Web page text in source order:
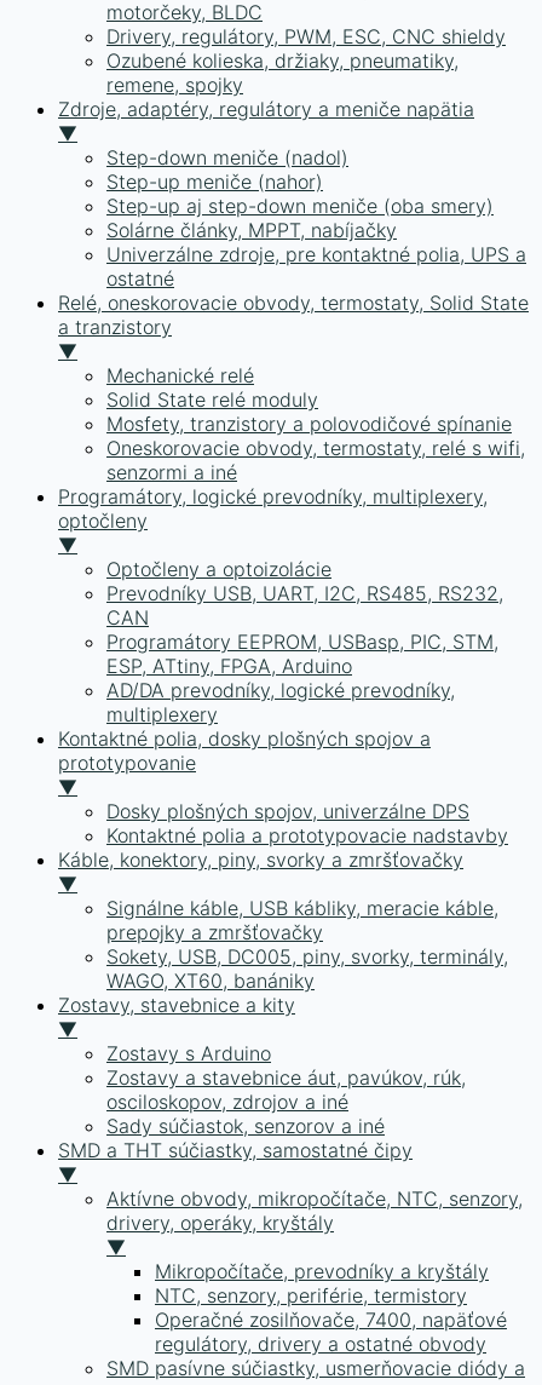
motorčeky, BLDC
Drivery, regulátory, PWM, ESC, CNC shieldy
Ozubené kolieska, držiaky, pneumatiky,
remene, spojky
Zdroje, adaptéry, regulátory a meniče napätia
▼
Step-down meniče (nadol)
Step-up meniče (nahor)
Step-up aj step-down meniče (oba smery)
Solárne články, MPPT, nabíjačky
Univerzálne zdroje, pre kontaktné polia, UPS a
ostatné
Relé, oneskorovacie obvody, termostaty, Solid State
a tranzistory
▼
Mechanické relé
Solid State relé moduly
Mosfety, tranzistory a polovodičové spínanie
Oneskorovacie obvody, termostaty, relé s wifi,
senzormi a iné
Programátory, logické prevodníky, multiplexery,
optočleny
▼
Optočleny a optoizolácie
Prevodníky USB, UART, I2C, RS485, RS232,
CAN
Programátory EEPROM, USBasp, PIC, STM,
ESP, ATtiny, FPGA, Arduino
AD/DA prevodníky, logické prevodníky,
multiplexery
Kontaktné polia, dosky plošných spojov a
prototypovanie
▼
Dosky plošných spojov, univerzálne DPS
Kontaktné polia a prototypovacie nadstavby
Káble, konektory, piny, svorky a zmršťovačky
▼
Signálne káble, USB kábliky, meracie káble,
prepojky a zmršťovačky
Sokety, USB, DC005, piny, svorky, terminály,
WAGO, XT60, banániky
Zostavy, stavebnice a kity
▼
Zostavy s Arduino
Zostavy a stavebnice áut, pavúkov, rúk,
osciloskopov, zdrojov a iné
Sady súčiastok, senzorov a iné
SMD a THT súčiastky, samostatné čipy
▼
Aktívne obvody, mikropočítače, NTC, senzory,
drivery, operáky, kryštály
▼
Mikropočítače, prevodníky a kryštály
NTC, senzory, periférie, termistory
Operačné zosilňovače, 7400, napäťové
regulátory, drivery a ostatné obvody
SMD pasívne súčiastky, usmerňovacie diódy a